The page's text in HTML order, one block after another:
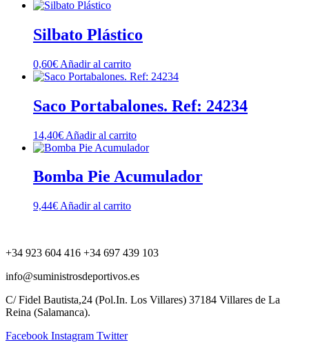
Silbato Plástico
0,60€ Añadir al carrito
Saco Portabalones. Ref: 24234
14,40€ Añadir al carrito
Bomba Pie Acumulador
9,44€ Añadir al carrito
+34 923 604 416 +34 697 439 103
info@suministrosdeportivos.es
C/ Fidel Bautista,24 (Pol.In. Los Villares) 37184 Villares de La
Reina (Salamanca).
Facebook Instagram Twitter